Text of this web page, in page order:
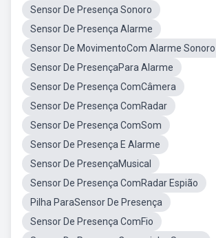
Sensor De Presença Sonoro
Sensor De Presença Alarme
Sensor De MovimentoCom Alarme Sonoro
Sensor De PresençaPara Alarme
Sensor De Presença ComCâmera
Sensor De Presença ComRadar
Sensor De Presença ComSom
Sensor De Presença E Alarme
Sensor De PresençaMusical
Sensor De Presença ComRadar Espião
Pilha ParaSensor De Presença
Sensor De Presença ComFio